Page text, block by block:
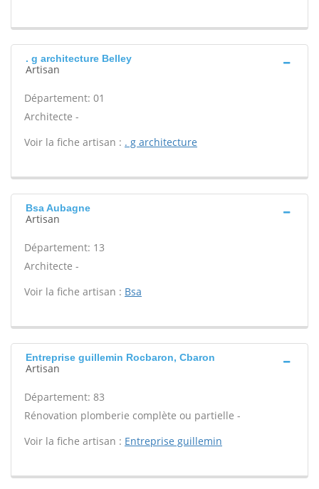
. g architecture Belley
Artisan
Département: 01
Architecte -
Voir la fiche artisan : . g architecture
Bsa Aubagne
Artisan
Département: 13
Architecte -
Voir la fiche artisan : Bsa
Entreprise guillemin Rocbaron, Cbaron
Artisan
Département: 83
Rénovation plomberie complète ou partielle -
Voir la fiche artisan : Entreprise guillemin